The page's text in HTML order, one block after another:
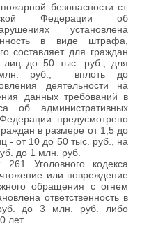
безопасности ст.
Федерации об
установлена
в виде штрафа,
составляет для граждан
лиц до 50 тыс. руб., для
руб., вплоть до
деятельности на
данных требований в
об административных
предусмотрено
в размере от 1,5 до
- от 10 до 50 тыс. руб., на
до 1 млн. руб.
Уголовного кодекса
или повреждение
обращения с огнем
ответственность в
до 3 млн. руб. либо
лет.